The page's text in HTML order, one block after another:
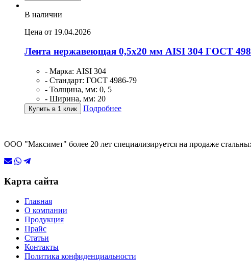
В наличии
Цена от 19.04.2026
Лента нержавеющая 0,5х20 мм AISI 304 ГОСТ
- Марка: AISI 304
- Стандарт: ГОСТ 4986-79
- Толщина, мм: 0, 5
- Ширина, мм: 20
Купить в 1 клик Подробнее
ООО "Максимет" более 20 лет специализируется на продаже
Карта сайта
Главная
О компании
Продукция
Прайс
Статьи
Контакты
Политика конфиденциальности